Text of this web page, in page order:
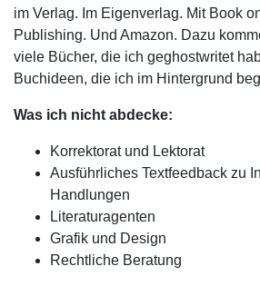
im Verlag. Im Eigenverlag. Mit Book
Publishing. Und Amazon. Dazu
viele Bücher, die ich geghostwritet
Buchideen, die ich im Hintergrund
Was ich nicht abdecke:
Korrektorat und Lektorat
Ausführliches Textfeedback zu
Handlungen
Literaturagenten
Grafik und Design
Rechtliche Beratung